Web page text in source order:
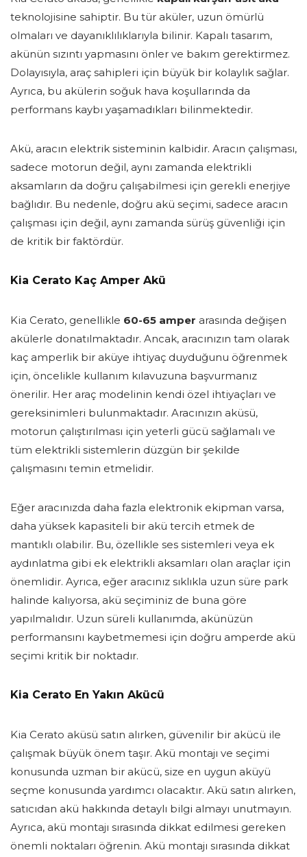
teknolojisine sahiptir. Bu tür aküler, uzun ömürlü
olmaları ve dayanıklılıklarıyla bilinir. Kapalı tasarım,
akünün sızıntı yapmasını önler ve bakım gerektirmez.
Dolayısıyla, araç sahipleri için büyük bir kolaylık sağlar.
Ayrıca, bu akülerin soğuk hava koşullarında da
performans kaybı yaşamadıkları bilinmektedir.
Akü, aracın elektrik sisteminin kalbidir. Aracın çalışması,
sadece motorun değil, aynı zamanda elektrikli
aksamların da doğru çalışabilmesi için gerekli enerjiye
bağlıdır. Bu nedenle, doğru akü seçimi, sadece aracın
çalışması için değil, aynı zamanda sürüş güvenliği için
de kritik bir faktördür.
Kia Cerato Kaç Amper Akü
Kia Cerato, genellikle 60-65 amper arasında değişen
akülerle donatılmaktadır. Ancak, aracınızın tam olarak
kaç amperlik bir aküye ihtiyaç duyduğunu öğrenmek
için, öncelikle kullanım kılavuzuna başvurmanız
önerilir. Her araç modelinin kendi özel ihtiyaçları ve
gereksinimleri bulunmaktadır. Aracınızın aküsü,
motorun çalıştırılması için yeterli gücü sağlamalı ve
tüm elektrikli sistemlerin düzgün bir şekilde
çalışmasını temin etmelidir.
Eğer aracınızda daha fazla elektronik ekipman varsa,
daha yüksek kapasiteli bir akü tercih etmek de
mantıklı olabilir. Bu, özellikle ses sistemleri veya ek
aydınlatma gibi ek elektrikli aksamları olan araçlar için
önemlidir. Ayrıca, eğer aracınız sıklıkla uzun süre park
halinde kalıyorsa, akü seçiminiz de buna göre
yapılmalıdır. Uzun süreli kullanımda, akünüzün
performansını kaybetmemesi için doğru amperde akü
seçimi kritik bir noktadır.
Kia Cerato En Yakın Akücü
Kia Cerato aküsü satın alırken, güvenilir bir akücü ile
çalışmak büyük önem taşır. Akü montajı ve seçimi
konusunda uzman bir akücü, size en uygun aküyü
seçme konusunda yardımcı olacaktır. Akü satın alırken,
satıcıdan akü hakkında detaylı bilgi almayı unutmayın.
Ayrıca, akü montajı sırasında dikkat edilmesi gereken
önemli noktaları öğrenin. Akü montajı sırasında dikkat